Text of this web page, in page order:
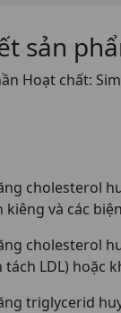
sản
Hoạt chất:
cholesterol
kiêng và các
cholesterol
tách LDL) hoặc
triglycerid